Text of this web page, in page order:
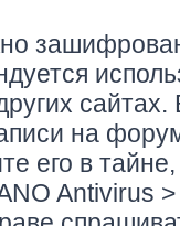
на
его в
Antivirus